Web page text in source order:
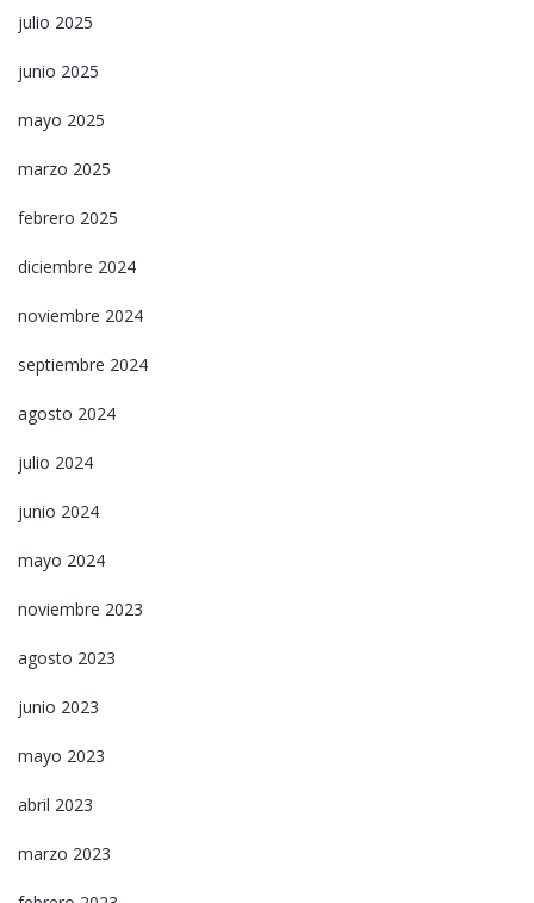
julio 2025
junio 2025
mayo 2025
marzo 2025
febrero 2025
diciembre 2024
noviembre 2024
septiembre 2024
agosto 2024
julio 2024
junio 2024
mayo 2024
noviembre 2023
agosto 2023
junio 2023
mayo 2023
abril 2023
marzo 2023